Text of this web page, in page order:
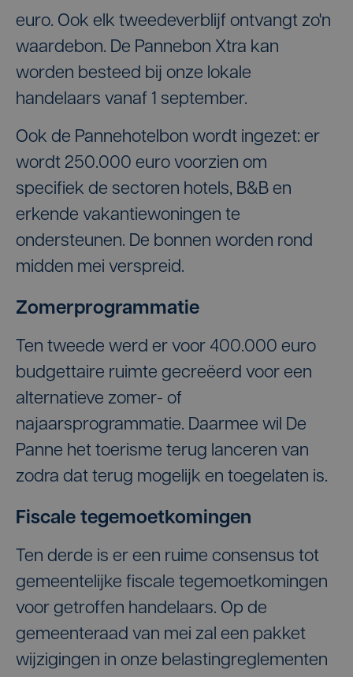
euro. Ook elk tweedeverblijf ontvangt zo'n
waardebon. De Pannebon Xtra kan
worden besteed bij onze lokale
handelaars vanaf 1 september.
Ook de Pannehotelbon wordt ingezet: er
wordt 250.000 euro voorzien om
specifiek de sectoren hotels, B&B en
erkende vakantiewoningen te
ondersteunen. De bonnen worden rond
midden mei verspreid.
Zomerprogrammatie
Ten tweede werd er voor 400.000 euro
budgettaire ruimte gecreëerd voor een
alternatieve zomer- of
najaarsprogrammatie. Daarmee wil De
Panne het toerisme terug lanceren van
zodra dat terug mogelijk en toegelaten is.
Fiscale tegemoetkomingen
Ten derde is er een ruime consensus tot
gemeentelijke fiscale tegemoetkomingen
voor getroffen handelaars. Op de
gemeenteraad van mei zal een pakket
wijzigingen in onze belastingreglementen